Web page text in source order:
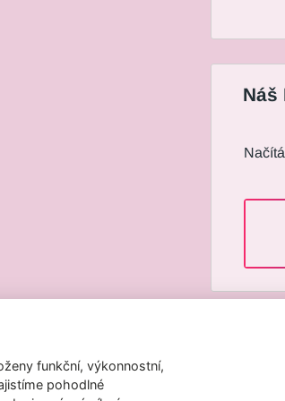
Náš
funkční, výkonnostní,
pohodlné